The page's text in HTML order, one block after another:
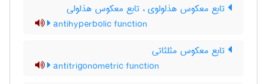
تابع معکوس هذلولوی ، تابع معکوس هذلولی
antihyperbolic function
تابع معکوس مثلثاتی
antitrigonometric function